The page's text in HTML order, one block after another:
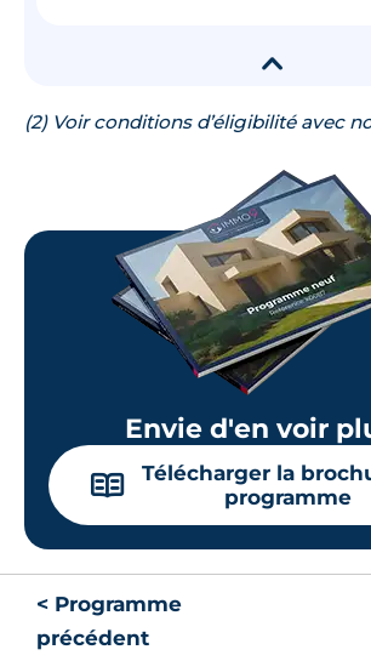
▾
(2) Voir conditions d’éligibilité avec
Envie d'en voir
📖
Télécharger la
programme
< Programme
précédent